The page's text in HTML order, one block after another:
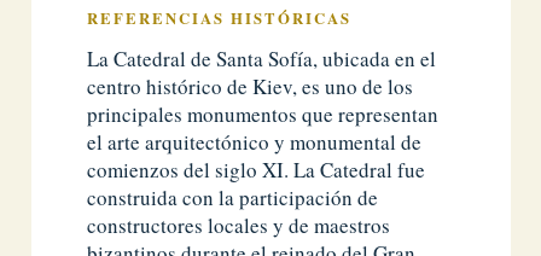
REFERENCIAS HISTÓRICAS
La Catedral de Santa Sofía, ubicada en el
centro histórico de Kiev, es uno de los
principales monumentos que representan
el arte arquitectónico y monumental de
comienzos del siglo XI. La Catedral fue
construida con la participación de
constructores locales y de maestros